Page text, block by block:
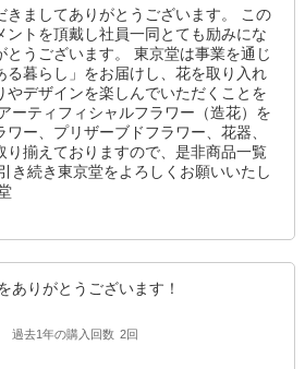
きましてありがとうございます。 この
ントを頂戴し社員一同とても励みにな
とうございます。 東京堂は事業を通じ
る暮らし」をお届けし、花を取り入れ
やデザインを楽しんでいただくことを
ーティフィシャルフラワー（造花）を
ー、プリザーブドフラワー、花器、
り揃えておりますので、是非商品一覧
き続き東京堂をよろしくお願いいたし
ありがとうございます！
過去1年の購入回数 2回